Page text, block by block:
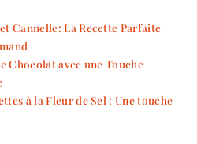
Cannelle: La Recette Parfaite
Chocolat avec une Touche
à la Fleur de Sel : Une touche